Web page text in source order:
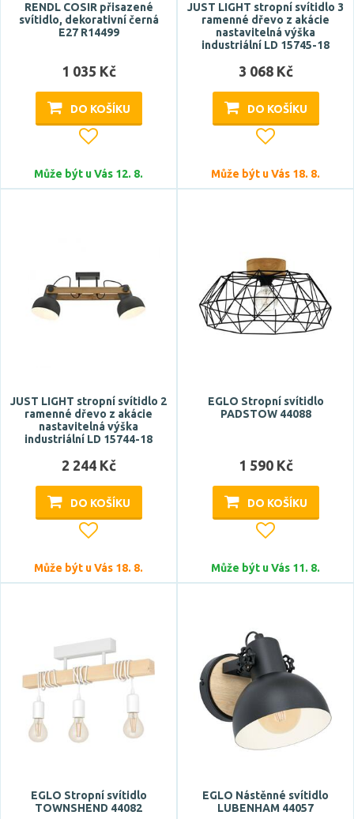
bluetooth
CCT
RGB
ventilátor
Zobrazit více
hotel, restaurace
industriální
Tvar / motiv
kónický
Zobrazit více
IP44
Průměr
RENDL COSIR přisazené
svítidlo, dekorativní černá
E27 R14499
1 035 Kč
DO KOŠÍKU
Může být u Vás 12. 8.
JUST LIGHT stropní svítidlo 3
ramenné dřevo z akácie
nastavitelná výška
industriální LD 15745-18
3 068 Kč
DO KOŠÍKU
Může být u Vás 18. 8.
JUST LIGHT stropní svítidlo 2
ramenné dřevo z akácie
nastavitelná výška
industriální LD 15744-18
2 244 Kč
DO KOŠÍKU
Může být u Vás 18. 8.
EGLO Stropní svítidlo
PADSTOW 44088
1 590 Kč
DO KOŠÍKU
Může být u Vás 11. 8.
EGLO Stropní svítidlo
TOWNSHEND 44082
EGLO Nástěnné svítidlo
LUBENHAM 44057